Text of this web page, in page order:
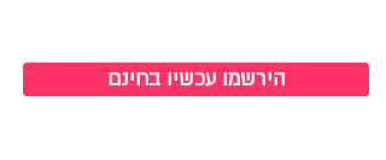
הירשמו עכשיו בחינם